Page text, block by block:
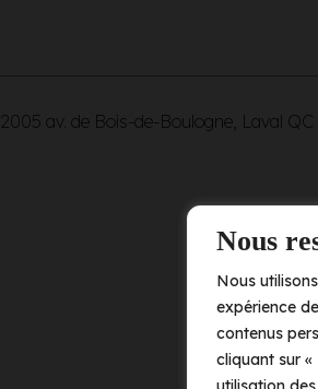
Nous
Nous
expérience
contenus
cliquant sur
2005 av. de Bois-de-Boulogne, Laval QC